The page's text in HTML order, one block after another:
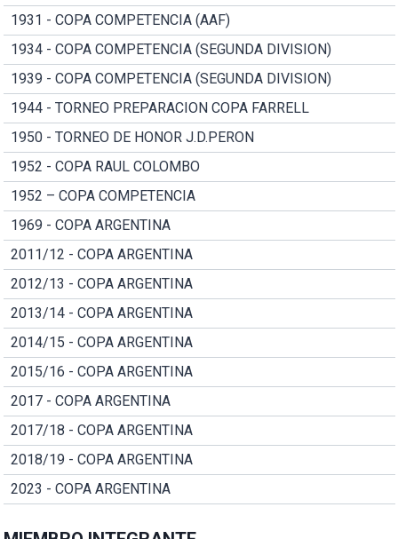
1931 - COPA COMPETENCIA (AAF)
1934 - COPA COMPETENCIA (SEGUNDA DIVISION)
1939 - COPA COMPETENCIA (SEGUNDA DIVISION)
1944 - TORNEO PREPARACION COPA FARRELL
1950 - TORNEO DE HONOR J.D.PERON
1952 - COPA RAUL COLOMBO
1952 – COPA COMPETENCIA
1969 - COPA ARGENTINA
2011/12 - COPA ARGENTINA
2012/13 - COPA ARGENTINA
2013/14 - COPA ARGENTINA
2014/15 - COPA ARGENTINA
2015/16 - COPA ARGENTINA
2017 - COPA ARGENTINA
2017/18 - COPA ARGENTINA
2018/19 - COPA ARGENTINA
2023 - COPA ARGENTINA